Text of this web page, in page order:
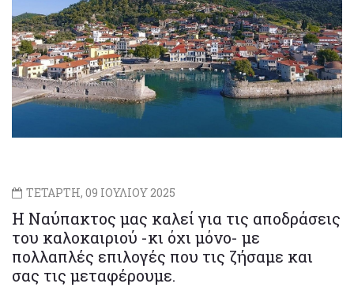
ΤΕΤΑΡΤΗ, 09 ΙΟΥΛΙΟΥ 2025
Η Ναύπακτος μας καλεί για τις αποδράσεις
του καλοκαιριού -κι όχι μόνο- με
πολλαπλές επιλογές που τις ζήσαμε και
σας τις μεταφέρουμε.